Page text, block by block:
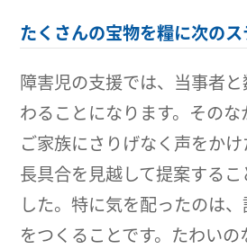
たくさんの宝物を糧に次の
障害児の支援では、当事者
わることになります。そのな
ご家族にさりげなく声をか
長具合を見越して提案する
した。特に気を配ったのは
をつくることです。たわいの